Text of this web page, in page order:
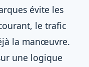
évite les
le trafic
la manœuvre.
une logique